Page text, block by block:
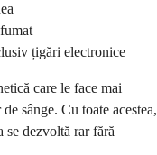
țigări electronice
care le face mai
sânge. Cu toate acestea,
se dezvoltă rar fără